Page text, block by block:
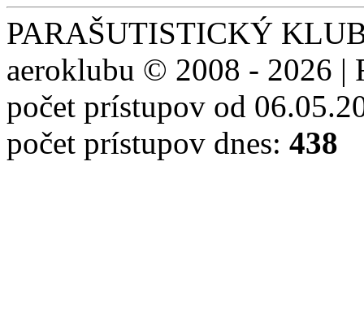
PARAŠUTISTICKÝ
aeroklubu © 2008 - 2026 |
počet prístupov od
počet prístupov dnes: 438